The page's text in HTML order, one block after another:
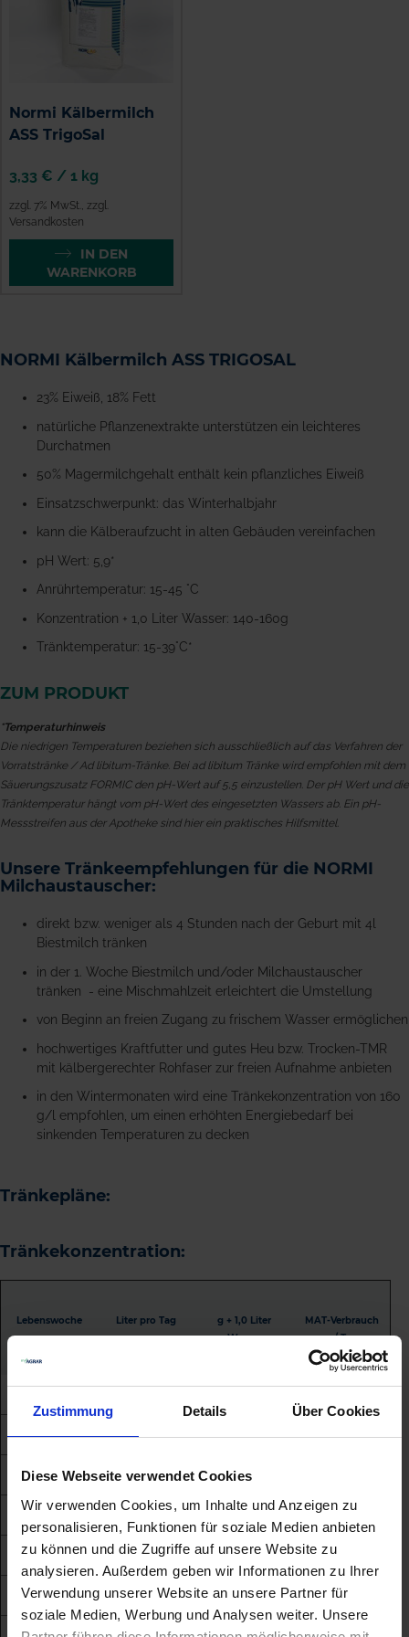
Zustimmung Details Über Cookies
Diese Webseite verwendet Cookies
Wir verwenden Cookies, um Inhalte und Anzeigen zu
personalisieren, Funktionen für soziale Medien anbieten
zu können und die Zugriffe auf unsere Website zu
analysieren. Außerdem geben wir Informationen zu Ihrer
Verwendung unserer Website an unsere Partner für
soziale Medien, Werbung und Analysen weiter. Unsere
Normi Kälbermilch
ASS TrigoSal
zzgl. 7% MwSt.
zzgl.
Versandkosten
3,33 € / 1 kg
IN DEN
WARENKORB
NORMI Kälbermilch ASS TRIGOSAL
23% Eiweiß, 18% Fett
natürliche Pflanzenextrakte unterstützen ein leichteres
Durchatmen
50% Magermilchgehalt enthält kein pflanzliches Eiweiß
Einsatzschwerpunkt: das Winterhalbjahr
kann die Kälberaufzucht in alten Gebäuden vereinfachen
pH Wert: 5,9*
Anrührtemperatur: 15-45 °C
Konzentration + 1,0 Liter Wasser: 140-160g
Tränktemperatur: 15-39°C*
ZUM PRODUKT
*Temperaturhinweis
Die niedrigen Temperaturen beziehen sich ausschließlich auf das Verfahren der
Vorratstränke / Ad libitum-Tränke. Bei ad libitum Tränke wird empfohlen mit dem
Säuerungszusatz FORMIC den pH-Wert auf 5,5 einzustellen. Der pH Wert und die
Tränktemperatur hängt vom pH-Wert des eingesetzten Wassers ab. Ein pH-
Messstreifen aus der Apotheke sind hier ein praktisches Hilfsmittel.
Unsere Tränkeempfehlungen für die NORMI
Milchaustauscher:
direkt bzw. weniger als 4 Stunden nach der Geburt mit 4l
Biestmilch tränken
in der 1. Woche Biestmilch und/oder Milchaustauscher
tränken - eine Mischmahlzeit erleichtert die Umstellung
von Beginn an freien Zugang zu frischem Wasser ermöglichen
hochwertiges Kraftfutter und gutes Heu bzw. Trocken-TMR
mit kälbergerechter Rohfaser zur freien Aufnahme anbieten
in den Wintermonaten wird eine Tränkekonzentration von 160
g/l empfohlen, um einen erhöhten Energiebedarf bei
sinkenden Temperaturen zu decken
Tränkepläne:
Tränkekonzentration:
Lebenswoche Liter pro Tag
g + 1,0 Liter
Wasser
MAT-Verbrauch
g / Tag
1. Woche 8 150 1064
2. Woche 10 150
3. Woche 10 150 1330
4. Woche 10 150 1330
5. Woche 9 150 1197